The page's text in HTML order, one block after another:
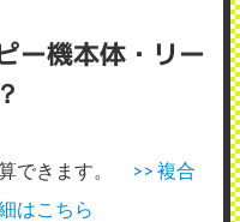
ー機本体・リー
できます。
>> 複合
はこちら